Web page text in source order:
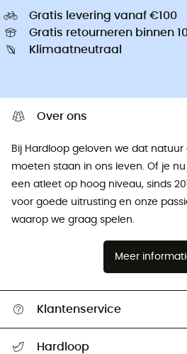
Gratis levering vanaf €100
Gratis retourneren binnen
Klimaatneutraal
Over ons
Bij Hardloop geloven we dat
moeten staan ​​in ons leven. Of je
een atleet op hoog niveau, sinds
voor goede uitrusting en onze
waarop we graag spelen.
Meer
Klantenservice
Hardloop